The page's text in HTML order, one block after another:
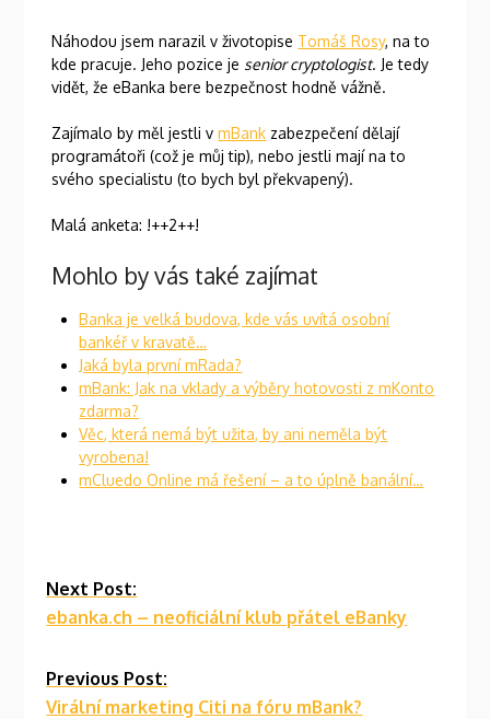
Náhodou jsem narazil v životopise Tomáš Rosy, na to
kde pracuje. Jeho pozice je senior cryptologist. Je tedy
vidět, že eBanka bere bezpečnost hodně vážně.
Zajímalo by měl jestli vmBank zabezpečení dělají
programátoři (což je můj tip), nebo jestli mají na to
svého specialistu (to bych byl překvapený).
Malá anketa: !++2++!
Mohlo by vás také zajímat
Banka je velká budova, kde vás uvítá osobní
bankéř v kravatě…
Jaká byla první mRada?
mBank: Jak na vklady a výběry hotovosti z mKonto
zdarma?
Věc, která nemá být užita, by ani neměla být
vyrobena!
mCluedo Online má řešení – a to úplně banální…
Continue
Reading
Next Post:
ebanka.ch – neoficiální klub přátel eBanky
Previous Post:
Virální marketing Citi na fóru mBank?